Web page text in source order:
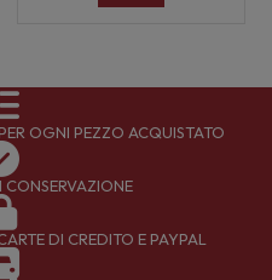
OGNI PEZZO ACQUISTATO
DI CREDITO E PAYPAL